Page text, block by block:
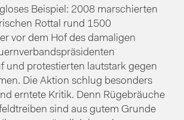
Beispiel: 2008 marschierten
Rottal rund 1500
vor dem Hof des damaligen
und protestierten lautstark gegen
Die Aktion schlug besonders
erntete Kritik. Denn Rügebräuche
sind aus gutem Grunde